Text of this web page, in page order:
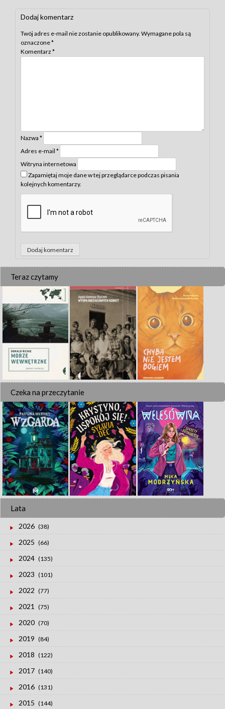
Dodaj komentarz
Twój adres e-mail nie zostanie opublikowany. Wymagane pola są
oznaczone*
Komentarz *
Nazwa *
Adres e-mail *
Witryna internetowa
Zapamiętaj moje dane w tej przeglądarce podczas pisania
kolejnych komentarzy.
Teraz czytamy
Czeka na przeczytanie
Lata
2026 (38)
2025 (66)
2024 (135)
2023 (101)
2022 (77)
2021 (75)
2020 (70)
2019 (84)
2018 (122)
2017 (140)
2016 (131)
2015 (144)